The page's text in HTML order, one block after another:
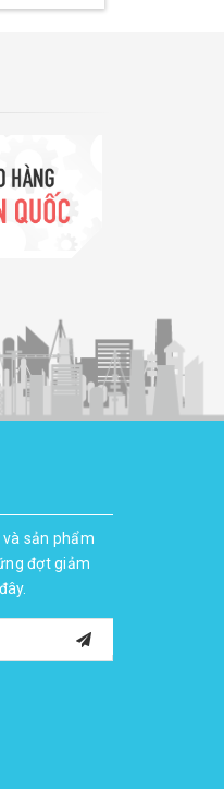
sản phẩm
đợt giảm